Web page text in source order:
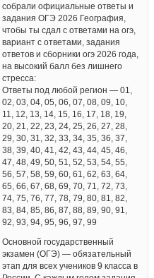
собрали официальные ответы и
задания ОГЭ 2026 География,
чтобы ты сдал с ответами на огэ,
вариант с ответами, задания
ответов и сборники огэ 2026 года,
на высокий балл без лишнего
стресса:
Ответы под любой регион — 01,
02, 03, 04, 05, 06, 07, 08, 09, 10,
11, 12, 13, 14, 15, 16, 17, 18, 19,
20, 21, 22, 23, 24, 25, 26, 27, 28,
29, 30, 31, 32, 33, 34, 35, 36, 37,
38, 39, 40, 41, 42, 43, 44, 45, 46,
47, 48, 49, 50, 51, 52, 53, 54, 55,
56, 57, 58, 59, 60, 61, 62, 63, 64,
65, 66, 67, 68, 69, 70, 71, 72, 73,
74, 75, 76, 77, 78, 79, 80, 81, 82,
83, 84, 85, 86, 87, 88, 89, 90, 91,
92, 93, 94, 95, 96, 97, 99
Основной государственный
экзамен (ОГЭ) — обязательный
этап для всех учеников 9 класса в